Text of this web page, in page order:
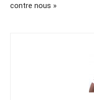
contre nous »